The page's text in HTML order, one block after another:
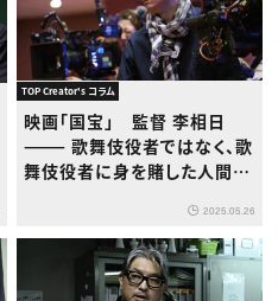
TOP Creator's コラム
映画「国宝」 監督 李相日
——— 歌舞伎役者ではなく、歌
舞伎役者に身を賭した人間を
2025.05.26